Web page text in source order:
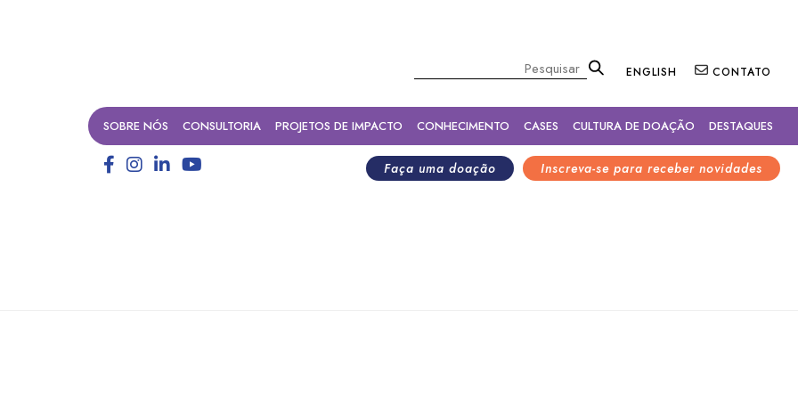
ENGLISH CONTATO
SOBRE NÓS CONSULTORIA PROJETOS DE IMPACTO CONHECIMENTO CASES CULTURA DE DOAÇÃO DESTAQUES
Inscreva-se para receber novidades
Faça uma doação